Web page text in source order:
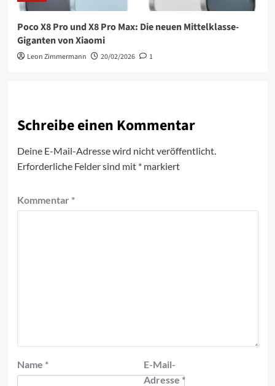
Poco X8 Pro und X8 Pro Max: Die neuen Mittelklasse-
Giganten von Xiaomi
Leon Zimmermann 20/02/2026 1
Schreibe einen Kommentar
Deine E-Mail-Adresse wird nicht veröffentlicht.
Erforderliche Felder sind mit *markiert
Kommentar *
Name *
E-Mail-
Adresse*